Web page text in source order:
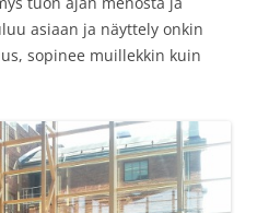
asiaan ja näyttely onkin
sopinee muillekkin kuin